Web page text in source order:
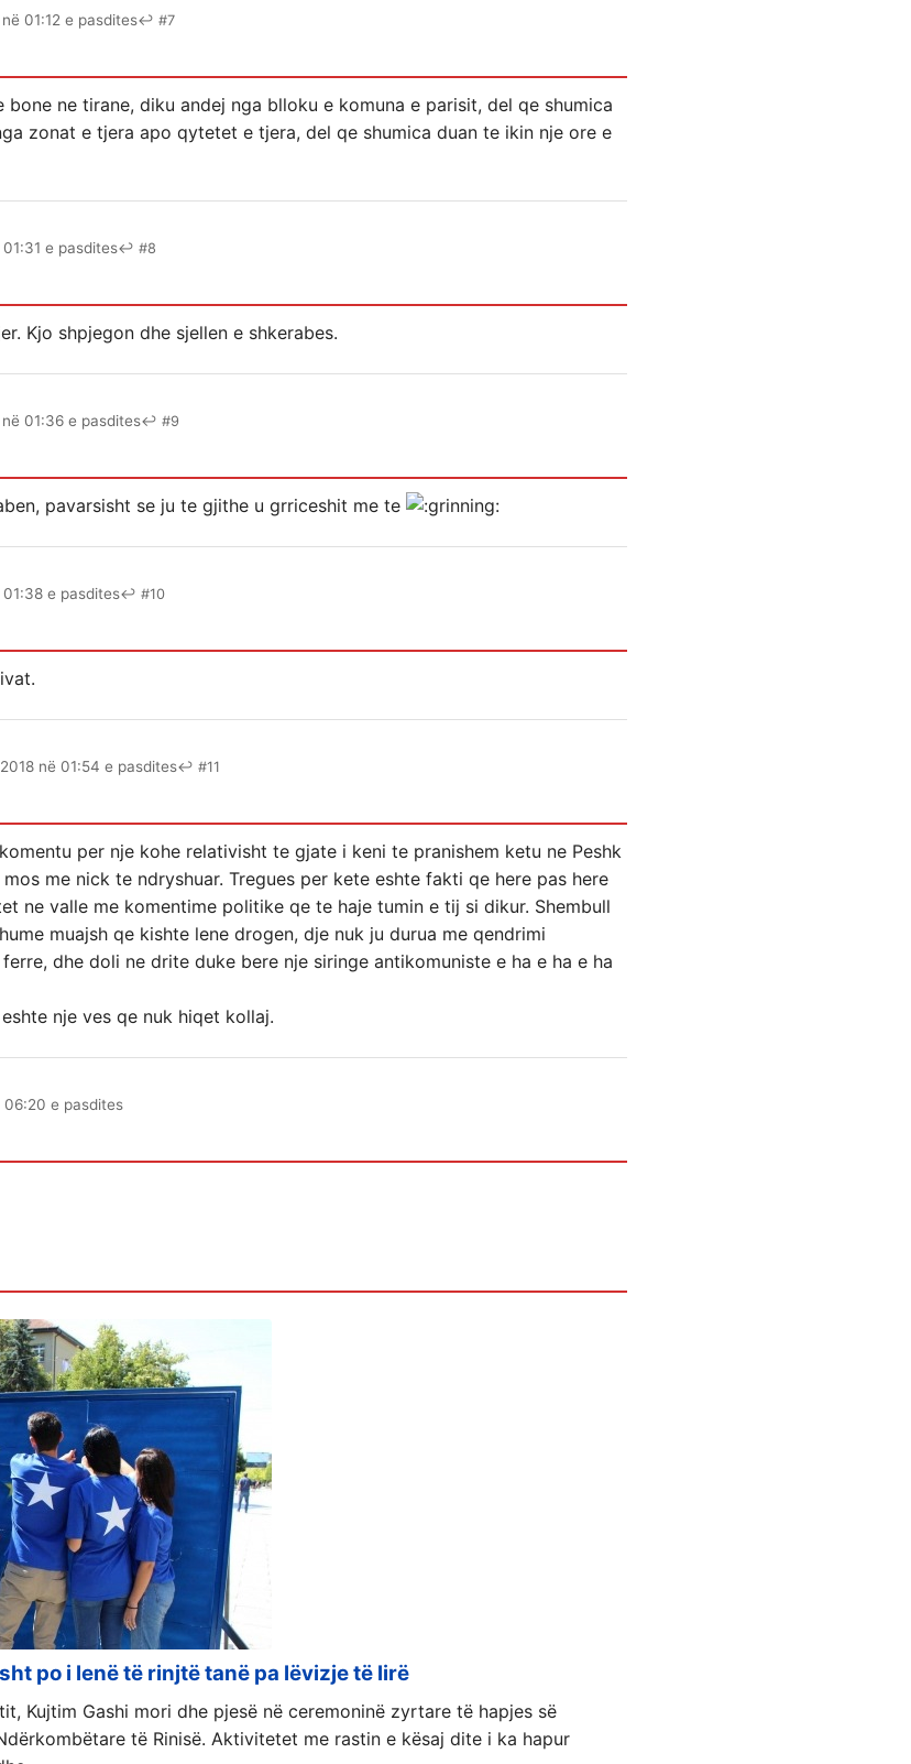
01:12 e pasdites↩ #7
ne tirane, diku andej nga blloku e komuna e parisit, del qe shumica
zonat e tjera apo qytetet e tjera, del qe shumica duan te ikin nje ore e
e pasdites↩ #8
Kjo shpjegon dhe sjellen e shkerabes.
01:36 e pasdites↩ #9
pavarsisht se ju te gjithe u grriceshit me te
e pasdites↩ #10
në 01:54 e pasdites↩ #11
per nje kohe relativisht te gjate i keni te pranishem ketu ne Peshk
me nick te ndryshuar. Tregues per kete eshte fakti qe here pas here
ne valle me komentime politike qe te haje tumin e tij si dikur. Shembull
muajsh qe kishte lene drogen, dje nuk ju durua me qendrimi
dhe doli ne drite duke bere nje siringe antikomuniste e ha e ha e ha
nje ves qe nuk hiqet kollaj.
06:20 e pasdites
po i lenë të rinjtë tanë pa lëvizje të lirë
Kujtim Gashi mori dhe pjesë në ceremoninë zyrtare të hapjes së
të Rinisë. Aktivitetet me rastin e kësaj dite i ka hapur